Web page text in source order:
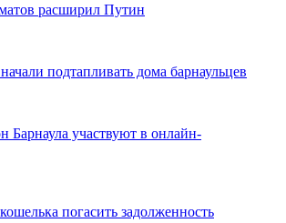
расширил Путин
подтапливать дома барнаульцев
Барнаула участвуют в онлайн-
погасить задолженность